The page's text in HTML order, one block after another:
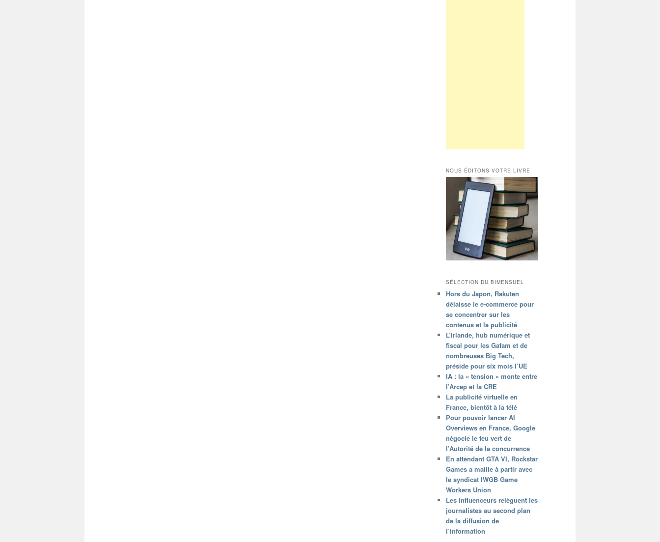
NOUS ÉDITONS VOTRE LIVRE
SÉLECTION DU BIMENSUEL
Hors du Japon, Rakuten
délaisse le e-commerce pour
se concentrer sur les
contenus et la publicité
L’Irlande, hub numérique et
fiscal pour les Gafam et de
nombreuses Big Tech,
préside pour six mois l’UE
IA : la « tension » monte entre
l’Arcep et la CRE
La publicité virtuelle en
France, bientôt à la télé
Pour pouvoir lancer AI
Overviews en France, Google
négocie le feu vert de
l’Autorité de la concurrence
En attendant GTA VI, Rockstar
Games a maille à partir avec
le syndicat IWGB Game
Workers Union
Les influenceurs relèguent les
journalistes au second plan
de la diffusion de
l’information